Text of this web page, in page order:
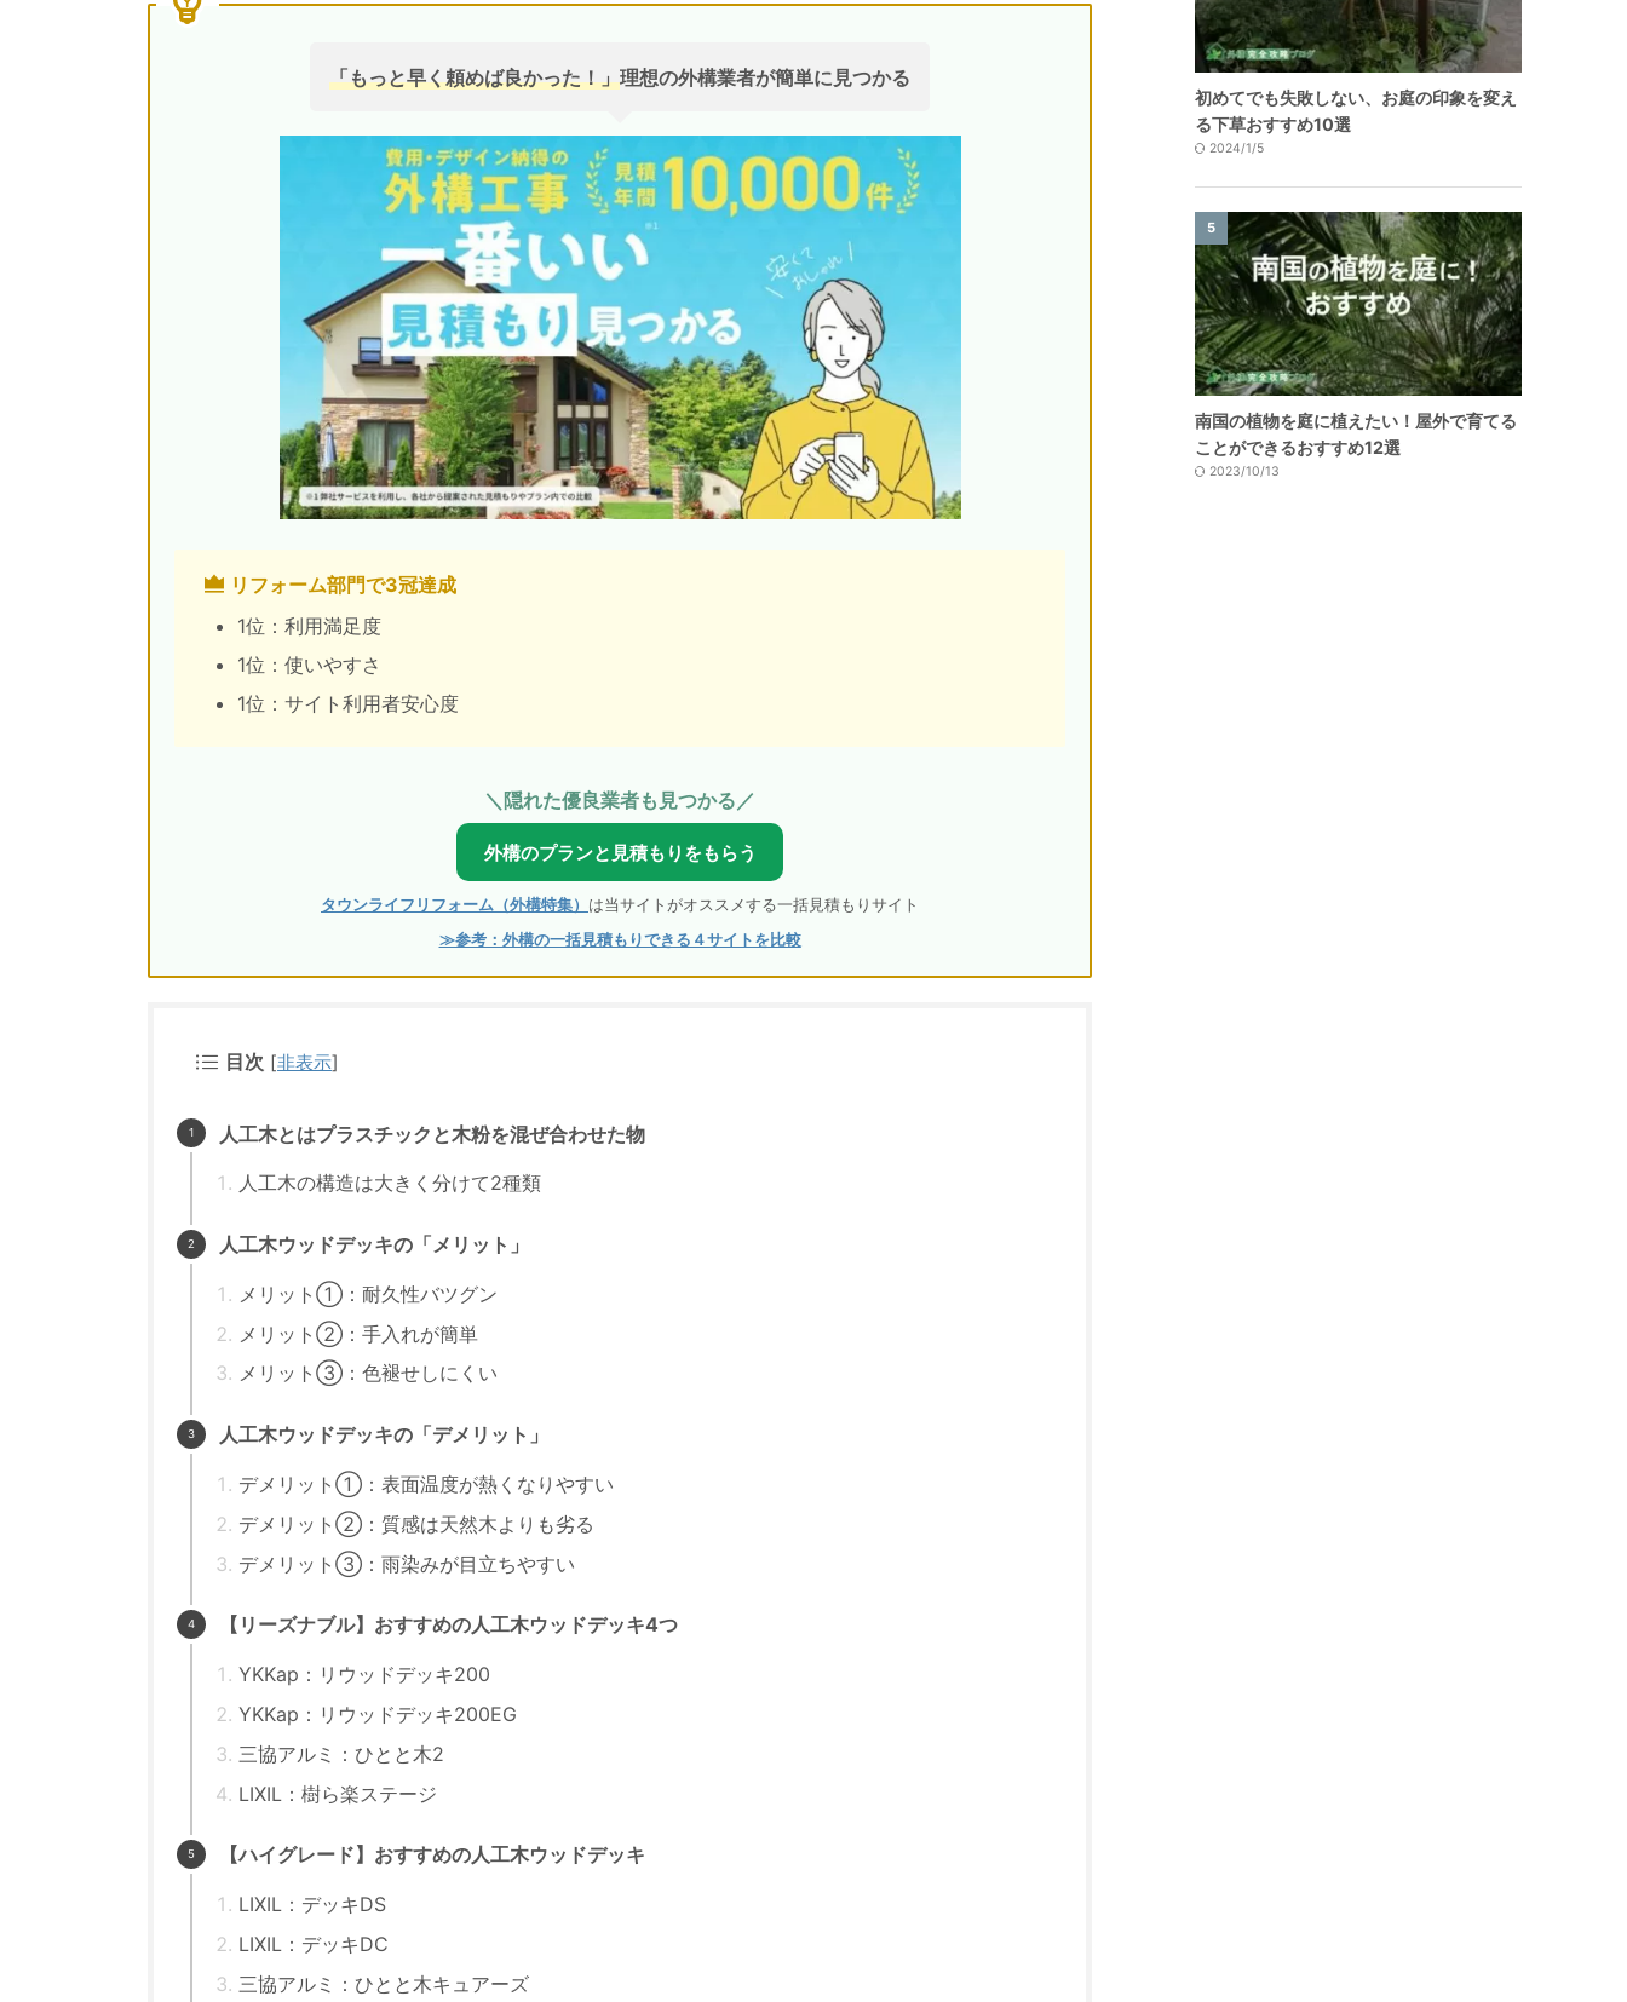
「もっと早く頼めば良かった！」理想の外構業者が簡単に見つかる
リフォーム部門で3冠達成
1位：利用満足度
1位：使いやすさ
1位：サイト利用者安心度
＼隠れた優良業者も見つかる／
外構のプランと見積もりをもらう
タウンライフリフォーム（外構特集） は当サイトがオススメする一括見積もりサイト
≫参考：外構の一括見積もりできる４サイトを比較
目次 [非表示]
人工木とはプラスチックと木粉を混ぜ合わせた物
人工木の構造は大きく分けて2種類
人工木ウッドデッキの「メリット」
メリット①：耐久性バツグン
メリット②：手入れが簡単
メリット③：色褪せしにくい
人工木ウッドデッキの「デメリット」
デメリット①：表面温度が熱くなりやすい
デメリット②：質感は天然木よりも劣る
デメリット③：雨染みが目立ちやすい
【リーズナブル】おすすめの人工木ウッドデッキ4つ
YKKap：リウッドデッキ200
YKKap：リウッドデッキ200EG
三協アルミ：ひとと木2
LIXIL：樹ら楽ステージ
【ハイグレード】おすすめの人工木ウッドデッキ
LIXIL：デッキDS
LIXIL：デッキDC
三協アルミ：ひとと木キュアーズ
初めてでも失敗しない、お庭の印象を変え
る下草おすすめ10選
2024/1/5
5
南国の植物を庭に植えたい！屋外で育てる
ことができるおすすめ12選
2023/10/13